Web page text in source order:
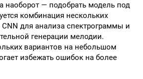
наоборот — подобрать модель под
комбинация нескольких
для анализа спектрограммы и
генерации мелодии.
вариантов на небольшом
избежать ошибок на более